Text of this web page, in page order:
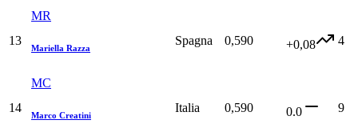
13
MR
Mariella Razza
Spagna 0,590 +0,08 4
14
MC
Marco Creatini
Italia 0,590 0.0 9